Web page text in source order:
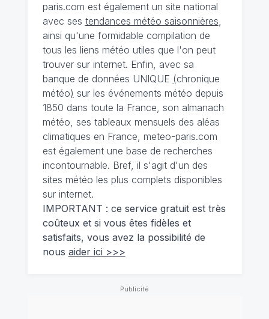
paris.com est également un site national
avec ses tendances météo saisonnières,
ainsi qu'une formidable compilation de
tous les liens météo utiles que l'on peut
trouver sur internet. Enfin, avec sa
banque de données UNIQUE (chronique
météo) sur les événements météo depuis
1850 dans toute la France, son almanach
météo, ses tableaux mensuels des aléas
climatiques en France, meteo-paris.com
est également une base de recherches
incontournable. Bref, il s'agit d'un des
sites météo les plus complets disponibles
sur internet.
IMPORTANT : ce service gratuit est très
coûteux et si vous êtes fidèles et
satisfaits, vous avez la possibilité de
nous aider ici >>>